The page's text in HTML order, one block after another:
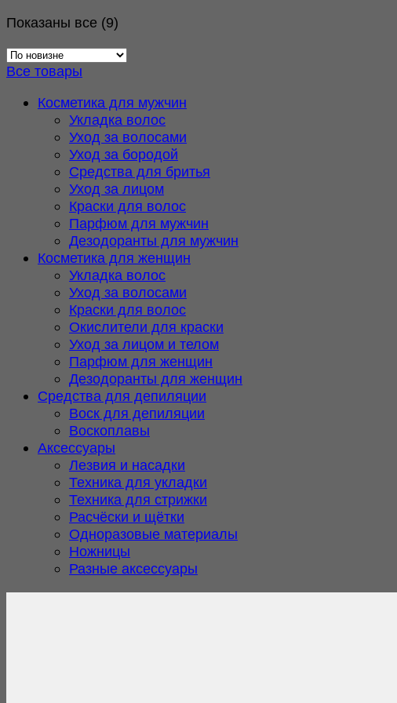
Показаны все (9)
недавние
Все товары
Косметика для мужчин
Укладка волос
Уход за волосами
Уход за бородой
Средства для бритья
Уход за лицом
Краски для волос
Парфюм для мужчин
Дезодоранты для мужчин
Косметика для женщин
Укладка волос
Уход за волосами
Краски для волос
Окислители для краски
Уход за лицом и телом
Парфюм для женщин
Дезодоранты для женщин
Средства для депиляции
Воск для депиляции
Воскоплавы
Аксессуары
Лезвия и насадки
Техника для укладки
Техника для стрижки
Расчёски и щётки
Одноразовые материалы
Ножницы
Разные аксессуары